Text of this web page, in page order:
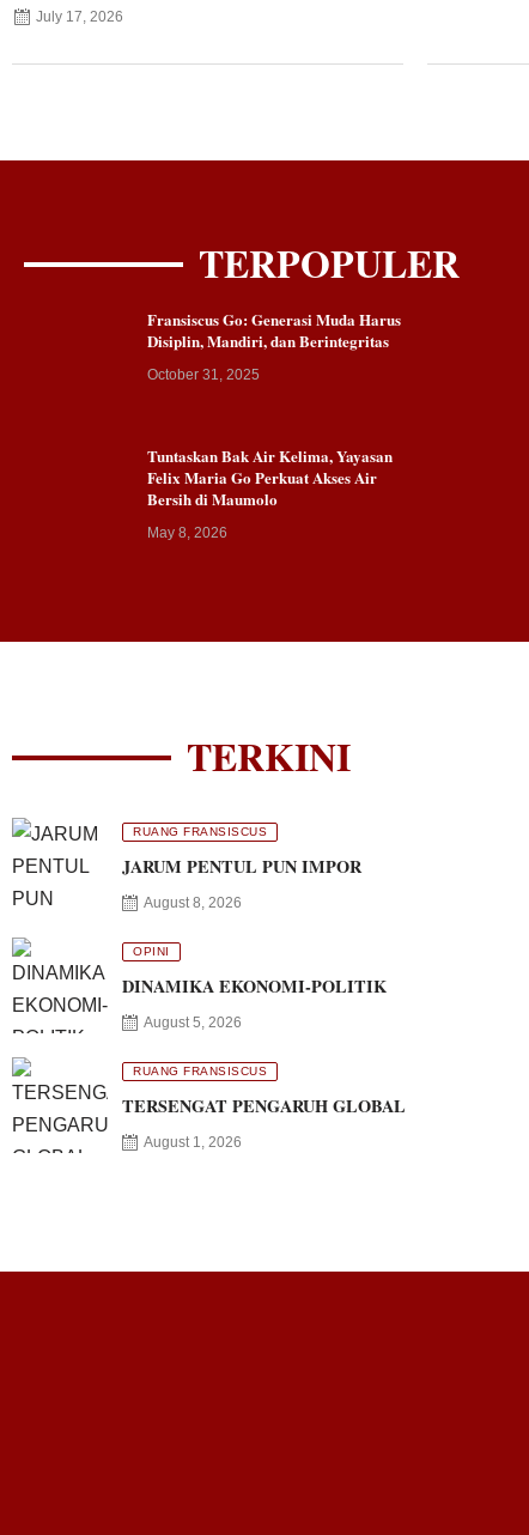
July 17, 2026
TERPOPULER
Fransiscus Go: Generasi Muda Harus
Disiplin, Mandiri, dan Berintegritas
October 31, 2025
Tuntaskan Bak Air Kelima, Yayasan
Felix Maria Go Perkuat Akses Air
Bersih di Maumolo
May 8, 2026
TERKINI
RUANG FRANSISCUS
JARUM PENTUL PUN IMPOR
August 8, 2026
OPINI
DINAMIKA EKONOMI-POLITIK
August 5, 2026
RUANG FRANSISCUS
TERSENGAT PENGARUH GLOBAL
August 1, 2026